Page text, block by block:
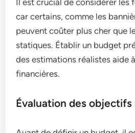
Il est crucial de considérer les
car certains, comme les
peuvent coûter plus cher que
statiques. Établir un budget
des estimations réalistes aide
financières.
Évaluation des